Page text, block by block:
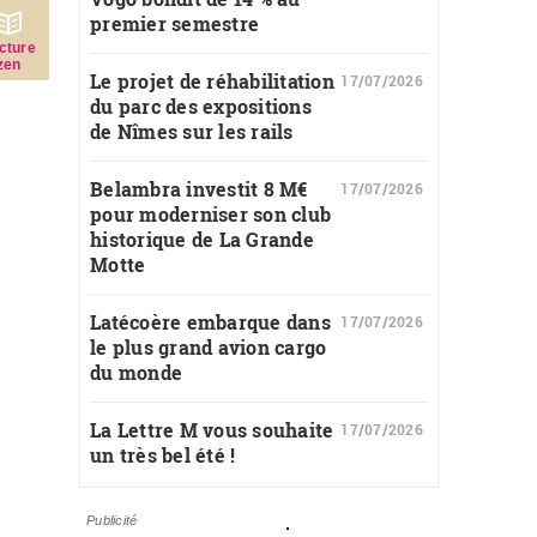
premier semestre
Le projet de réhabilitation
du parc des expositions
de Nîmes sur les rails
17/07/2026
Belambra investit 8 M€
pour moderniser son club
historique de La Grande
Motte
17/07/2026
Latécoère embarque dans
le plus grand avion cargo
du monde
17/07/2026
La Lettre M vous souhaite
un très bel été !
17/07/2026
Publicité